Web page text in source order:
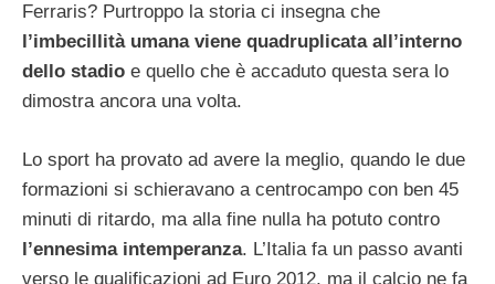
Ferraris? Purtroppo la storia ci insegna che
l’imbecillità umana viene quadruplicata all’interno
dello stadio e quello che è accaduto questa sera lo
dimostra ancora una volta.
Lo sport ha provato ad avere la meglio, quando le due
formazioni si schieravano a centrocampo con ben 45
minuti di ritardo, ma alla fine nulla ha potuto contro
l’ennesima intemperanza. L’Italia fa un passo avanti
verso le qualificazioni ad Euro 2012, ma il calcio ne fa